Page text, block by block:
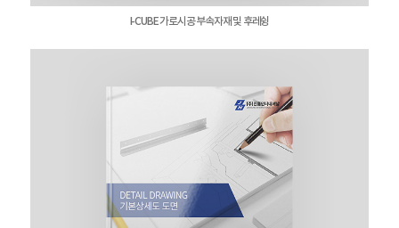
I-CUBE 가로시공 부속자재 및 후레슁